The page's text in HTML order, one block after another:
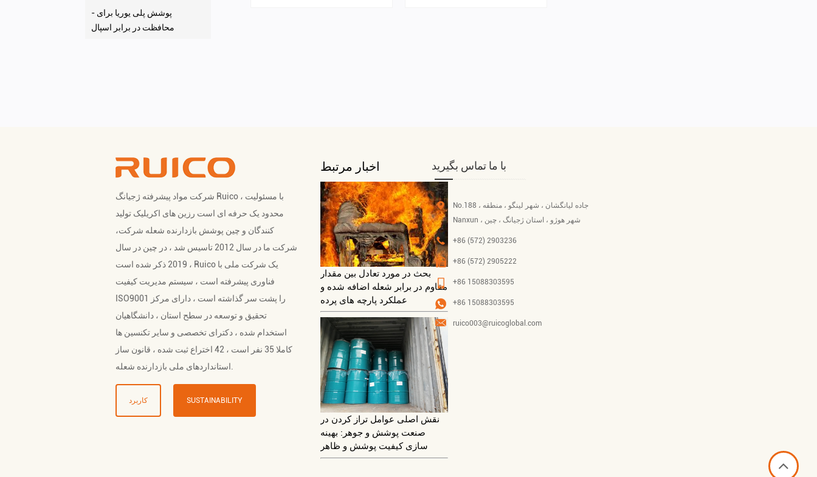
- پوشش پلی یوریا برای
محافظت در برابر اسپال
شرکت مواد پیشرفته ژجیانگ Ruico ، با مسئولیت
محدود یک حرفه ای است رزین های اکریلیک تولید
کنندگان و چین پوشش بازدارنده شعله شرکت،
شرکت ما در سال 2012 تاسیس شد ، در چین در سال
2019 ذکر شده است ، Ruico یک شرکت ملی با
فناوری پیشرفته است ، سیستم مدیریت کیفیت
ISO9001 را پشت سر گذاشته است ، دارای مرکز
تحقیق و توسعه در سطح استان ، دانشگاهیان
استخدام شده ، دکترای تخصصی و سایر تکنسین ها
کاملا 35 نفر است ، 42 اختراع ثبت شده ، قانون ساز
کاربرد SUSTAINABILITY
اخبار مرتبط
بحث در مورد تعادل بین مقدار
مقاوم در برابر شعله اضافه شده و
عملکرد پارچه های پرده
نقش اصلی عوامل تراز کردن در
صنعت پوشش و جوهر: بهینه
سازی کیفیت پوشش و ظاهر
با ما تماس بگیرید
No.188 ، جاده لیانگشان ، شهر لینگو ، منطقه
Nanxun ، شهر هوژو ، استان ژجیانگ ، چین
+86 (572) 2903236
+86 (572) 2905222
+86 15088303595
+86 15088303595
ruico003@ruicoglobal.com